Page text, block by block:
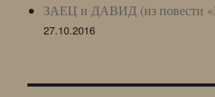
ЗАЕЦ и ДАВИД (из повести
27.10.2016